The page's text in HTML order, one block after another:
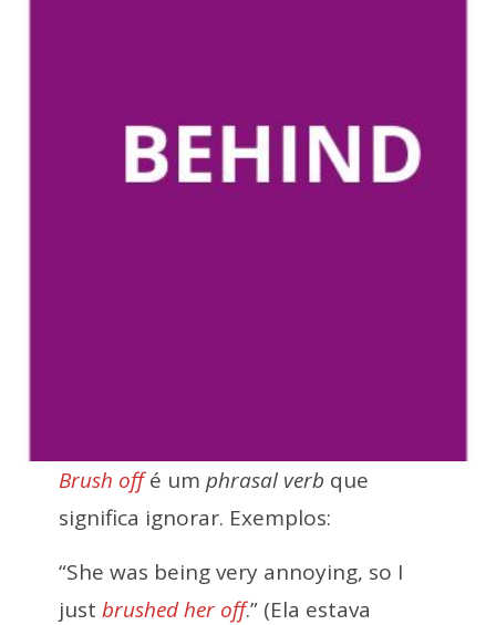
Brush off é um phrasal verb que
significa ignorar. Exemplos:
“She was being very annoying, so I
just brushed her off.” (Ela estava